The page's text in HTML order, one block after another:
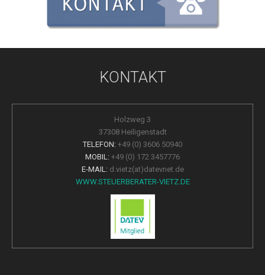
KONTAKT
Holzweg 3
37308 Heiligenstadt
TELEFON: +49 (0) 3606 50940
MOBIL: +49 (0) 172 3457776
E-MAIL: d.vietz(at)datevnet.de
WWW.STEUERBERATER-VIETZ.DE